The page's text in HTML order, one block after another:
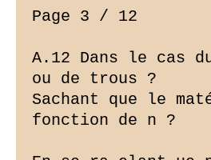
Page 3 / 12
A.12 Dans le cas
ou de trous ?
Sachant que le
fonction de n ?